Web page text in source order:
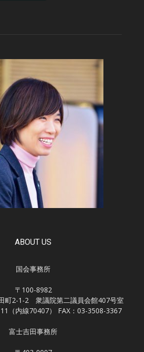
ABOUT US
国会事務所
〒100-8982
町2-1-2 衆議院第二議員会館407号室
（内線70407） FAX：03-3508-3367
富士吉田事務所